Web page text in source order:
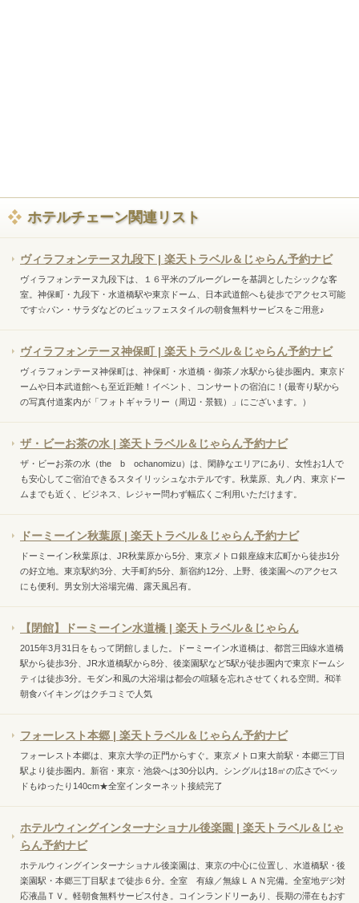
ホテルチェーン関連リスト
ヴィラフォンテーヌ九段下 | 楽天トラベル＆じゃらん予約ナビ
ヴィラフォンテーヌ九段下は、１６平米のブルーグレーを基調としたシックな客
室。神保町・九段下・水道橋駅や東京ドーム、日本武道館へも徒歩でアクセス可能
です☆パン・サラダなどのビュッフェスタイルの朝食無料サービスをご用意♪
ヴィラフォンテーヌ神保町 | 楽天トラベル＆じゃらん予約ナビ
ヴィラフォンテーヌ神保町は、神保町・水道橋・御茶ノ水駅から徒歩圏内。東京ド
ームや日本武道館へも至近距離！イベント、コンサートの宿泊に！(最寄り駅から
の写真付道案内が「フォトギャラリー（周辺・景観）」にございます。）
ザ・ビーお茶の水 | 楽天トラベル＆じゃらん予約ナビ
ザ・ビーお茶の水（the b ochanomizu）は、閑静なエリアにあり、女性お1人で
も安心してご宿泊できるスタイリッシュなホテルです。秋葉原、丸ノ内、東京ドー
ムまでも近く、ビジネス、レジャー問わず幅広くご利用いただけます。
ドーミーイン秋葉原 | 楽天トラベル＆じゃらん予約ナビ
ドーミーイン秋葉原は、JR秋葉原から5分、東京メトロ銀座線末広町から徒歩1分
の好立地。東京駅約3分、大手町約5分、新宿約12分、上野、後楽園へのアクセス
にも便利。男女別大浴場完備、露天風呂有。
【閉館】ドーミーイン水道橋 | 楽天トラベル＆じゃらん
2015年3月31日をもって閉館しました。ドーミーイン水道橋は、都営三田線水道橋
駅から徒歩3分、JR水道橋駅から8分、後楽園駅など5駅が徒歩圏内で東京ドームシ
ティは徒歩3分。モダン和風の大浴場は都会の喧騒を忘れさせてくれる空間。和洋
朝食バイキングはクチコミで人気
フォーレスト本郷 | 楽天トラベル＆じゃらん予約ナビ
フォーレスト本郷は、東京大学の正門からすぐ。東京メトロ東大前駅・本郷三丁目
駅より徒歩圏内。新宿・東京・池袋へは30分以内。シングルは18㎡の広さでベッ
ドもゆったり140cm★全室インターネット接続完了
ホテルウィングインターナショナル後楽園 | 楽天トラベル＆じゃ
らん予約ナビ
ホテルウィングインターナショナル後楽園は、東京の中心に位置し、水道橋駅・後
楽園駅・本郷三丁目駅まで徒歩６分。全室 有線／無線ＬＡＮ完備。全室地デジ対
応液晶ＴＶ。軽朝食無料サービス付き。コインランドリーあり、長期の滞在もおす